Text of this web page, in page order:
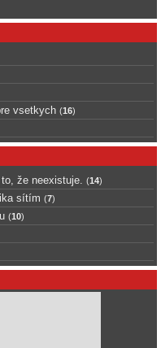
vsetkych (16)
že neexistuje. (14)
sítím (7)
(10)